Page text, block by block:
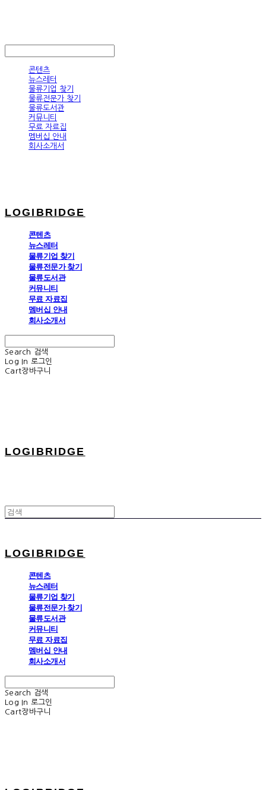
콘텐츠
뉴스레터
물류기업 찾기
물류전문가 찾기
물류도서관
커뮤니티
무료 자료집
멤버십 안내
회사소개서
LOGIBRIDGE
콘텐츠
뉴스레터
물류기업 찾기
물류전문가 찾기
물류도서관
커뮤니티
무료 자료집
멤버십 안내
회사소개서
Search
검색
Log In 로그인
Cart장바구니
LOGIBRIDGE
LOGIBRIDGE
콘텐츠
뉴스레터
물류기업 찾기
물류전문가 찾기
물류도서관
커뮤니티
무료 자료집
멤버십 안내
회사소개서
Search
검색
Log In 로그인
Cart장바구니